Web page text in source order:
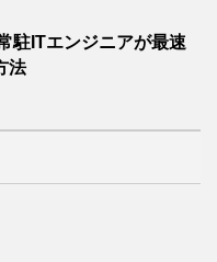
駐ITエンジニアが最速
法